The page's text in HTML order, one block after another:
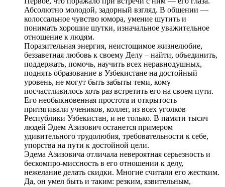
Абсолютно молодой, задорный взгляд. В общении —
колоссальное чувство юмора, умение шутить и
понимать хорошие шутки, изначальное уважительное
отношение к людям.
Поразительная энергия, неистощимое жизнелюбие,
беззаветная любовь к своему Делу – найти, объединить,
поддержать, помочь, научить всех неравнодушных,
поднять образование в Узбекистане на достойный
уровень, не могут быть забыты теми, кому
посчастливилось хоть раз встретить его на своем пути.
Его необыкновенная простота и открытость
притягивали учеников, коллег, из всех уголков
Республики Узбекистан, и не только. В памяти тысяч
людей Эдем Азизович останется примером
удивительного трудолюбия, требовательности к себе,
упорства на пути к достойной цели.
Эдема Азизовича отличала невероятная серьезность и
бескомпро-миссность в его отношении к делу,
нежелание делать скидки. Многие считали его жестким.
Да, он умел быть и таким: резким, язвительным,